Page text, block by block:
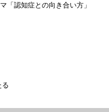
「認知症との向き合い方」
る